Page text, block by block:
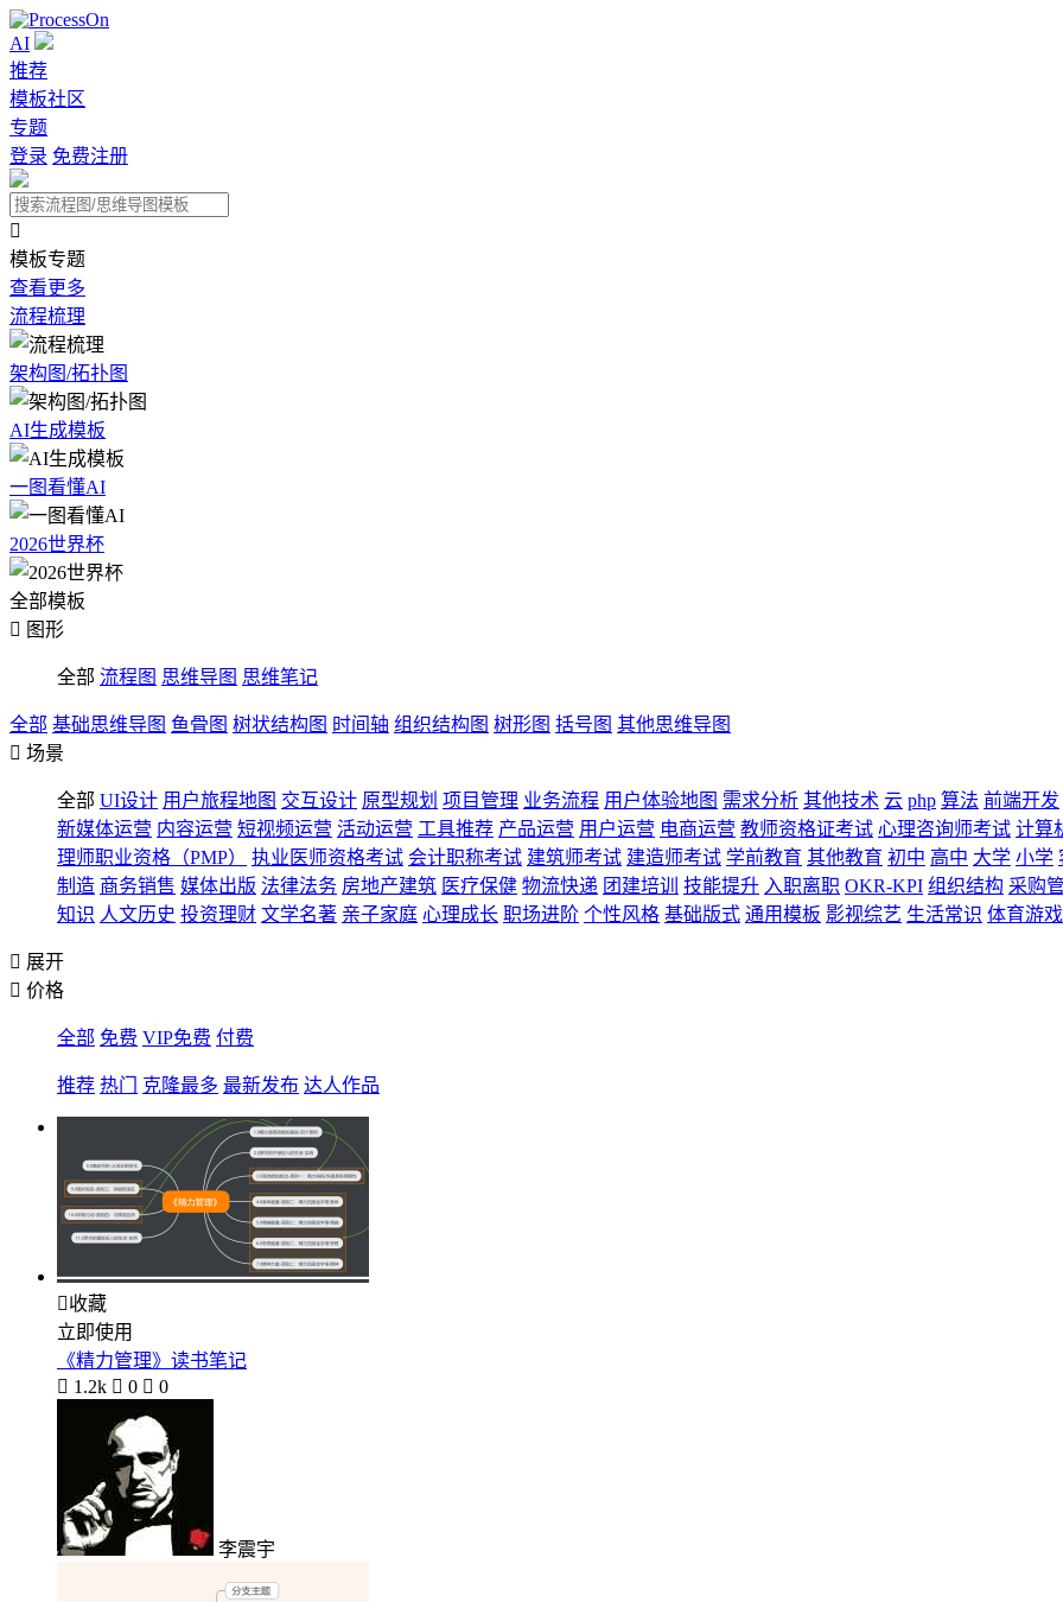
AI
推荐
模板社区
专题
登录 免费注册

模板专题
查看更多
流程梳理
架构图/拓扑图
AI生成模板
一图看懂AI
2026世界杯
全部模板
 图形
全部 流程图 思维导图 思维笔记
全部 基础思维导图 鱼骨图 树状结构图 时间轴 组织结构图 树形图 括号图 其他思维导图
 场景
全部 UI设计 用户旅程地图 交互设计 原型规划 项目管理 业务流程 用户体验地图 需求分析 其他技术 云 php 算法 前端开发
新媒体运营 内容运营 短视频运营 活动运营 工具推荐 产品运营 用户运营 电商运营 教师资格证考试 心理咨询师考试 计算
理师职业资格（PMP）
执业医师资格考试 会计职称考试 建筑师考试 建造师考试 学前教育 其他教育 初中 高中 大学 小学
制造 商务销售 媒体出版 法律法务 房地产建筑 医疗保健 物流快递 团建培训 技能提升 入职离职 OKR-KPI 组织结构 采购
知识 人文历史 投资理财 文学名著 亲子家庭 心理成长 职场进阶 个性风格 基础版式 通用模板 影视综艺 生活常识 体育游戏
 展开
 价格
全部 免费 VIP免费 付费
推荐 热门 克隆最多 最新发布 达人作品
收藏
立即使用
《精力管理》读书笔记
 1.2k  0  0
李震宇